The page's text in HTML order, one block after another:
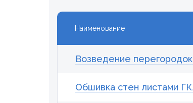
Наименование
Возведение
Обшивка стен листами